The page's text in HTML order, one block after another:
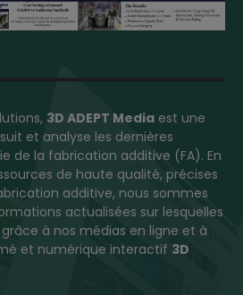
3D ADEPT Media est une
et analyse les dernières
de la fabrication additive (FA). En
de haute qualité, précises
additive, nous sommes
actualisées sur lesquelles
à nos médias en ligne et à
et numérique interactif 3D